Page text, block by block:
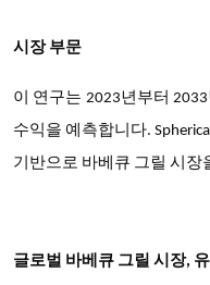
시장 부문
이 연구는 2023년부터
수익을 예측합니다.
기반으로 바베큐 그릴 시장
글로벌 바베큐 그릴 시장,